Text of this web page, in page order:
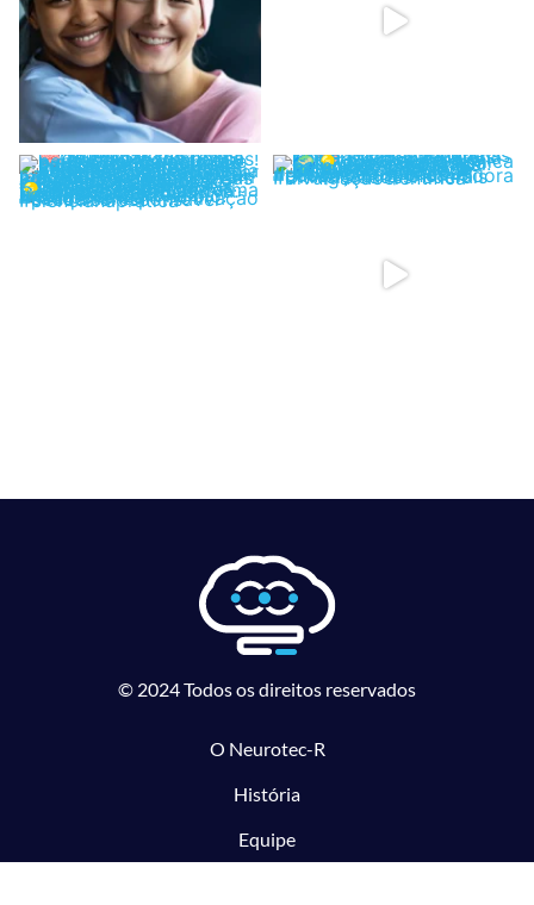
© 2024 Todos os direitos reservados
O Neurotec-R
História
Equipe